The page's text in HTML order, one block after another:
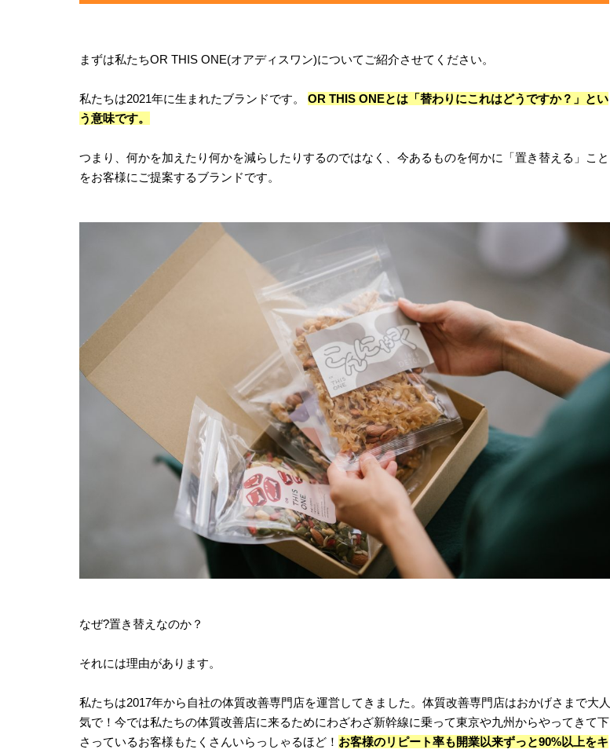
まずは私たちOR THIS ONE(オアディスワン)についてご紹介させてください。
私たちは2021年に生まれたブランドです。 OR THIS ONEとは「替わりにこれはどうですか？」とい
う意味です。
つまり、何かを加えたり何かを減らしたりするのではなく、今あるものを何かに「置き替える」こと
をお客様にご提案するブランドです。
なぜ?置き替えなのか？
それには理由があります。
私たちは2017年から自社の体質改善専門店を運営してきました。体質改善専門店はおかげさまで大人
気で！今では私たちの体質改善店に来るためにわざわざ新幹線に乗って東京や九州からやってきて下
さっているお客様もたくさんいらっしゃるほど！ お客様のリピート率も開業以来ずっと90%以上をキ